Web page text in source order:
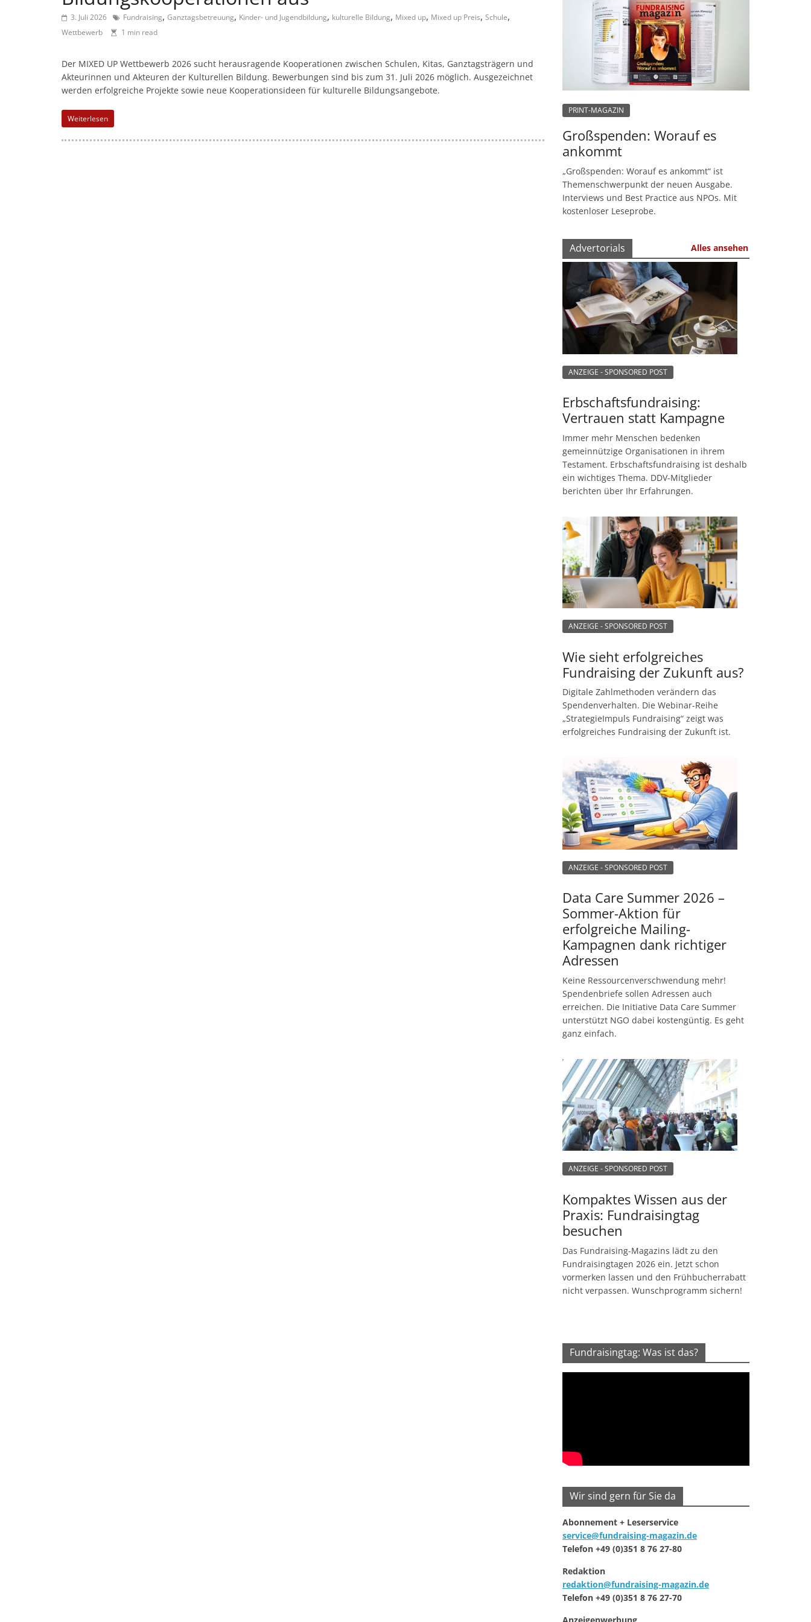
-
r
k
3. Juli 2026 Fundraising, Ganztagsbetreuung, Kinder- und Jugendbildung, kulturelle Bildung, Mixed up, Mixed up Preis, Schule,
Wettbewerb 1 min read
Der MIXED UP Wettbewerb 2026 sucht herausragende Kooperationen zwischen Schulen, Kitas, Ganztagsträgern und
Akteurinnen und Akteuren der Kulturellen Bildung. Bewerbungen sind bis zum 31. Juli 2026 möglich. Ausgezeichnet
werden erfolgreiche Projekte sowie neue Kooperationsideen für kulturelle Bildungsangebote.
Weiterlesen
PRINT-MAGAZIN
Großspenden: Worauf es
ankommt
„Großspenden: Worauf es ankommt“ ist
Themenschwerpunkt der neuen Ausgabe.
Interviews und Best Practice aus NPOs. Mit
kostenloser Leseprobe.
Advertorials Alles ansehen
ANZEIGE - SPONSORED POST
Erbschaftsfundraising:
Vertrauen statt Kampagne
Immer mehr Menschen bedenken
gemeinnützige Organisationen in ihrem
Testament. Erbschaftsfundraising ist deshalb
ein wichtiges Thema. DDV-Mitglieder
berichten über Ihr Erfahrungen.
ANZEIGE - SPONSORED POST
Wie sieht erfolgreiches
Fundraising der Zukunft aus?
Digitale Zahlmethoden verändern das
Spendenverhalten. Die Webinar-Reihe
„StrategieImpuls Fundraising“ zeigt was
erfolgreiches Fundraising der Zukunft ist.
ANZEIGE - SPONSORED POST
Data Care Summer 2026 –
Sommer-Aktion für
erfolgreiche Mailing-
Kampagnen dank richtiger
Adressen
Keine Ressourcenverschwendung mehr!
Spendenbriefe sollen Adressen auch
erreichen. Die Initiative Data Care Summer
unterstützt NGO dabei kostengüntig. Es geht
ganz einfach.
ANZEIGE - SPONSORED POST
Kompaktes Wissen aus der
Praxis: Fundraisingtag
besuchen
Das Fundraising-Magazins lädt zu den
Fundraisingtagen 2026 ein. Jetzt schon
vormerken lassen und den Frühbucherrabatt
nicht verpassen. Wunschprogramm sichern!
Fundraisingtag: Was ist das?
Wir sind gern für Sie da
Abonnement + Leserservice
service@fundraising-magazin.de
Telefon +49 (0)351 8 76 27-80
Redaktion
redaktion@fundraising-magazin.de
Telefon +49 (0)351 8 76 27-70
Anzeigenwerbung